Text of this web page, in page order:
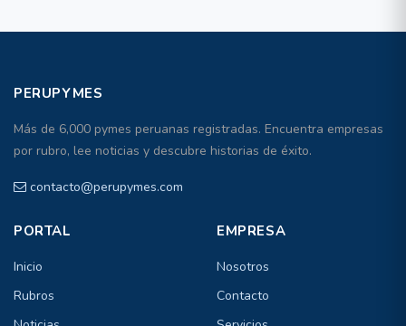
PERUPYMES
Más de 6,000 pymes peruanas registradas. Encuentra empresas
por rubro, lee noticias y descubre historias de éxito.
contacto@perupymes.com
PORTAL
Inicio
Rubros
EMPRESA
Nosotros
Contacto